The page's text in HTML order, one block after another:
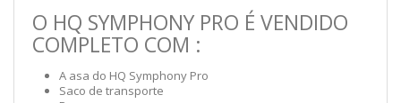
O HQ SYMPHONY PRO É VENDIDO
COMPLETO COM :
A asa do HQ Symphony Pro
Saco de transporte